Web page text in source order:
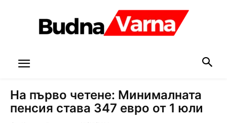
На първо четене: Минималната
пенсия става 347 евро от 1 юли